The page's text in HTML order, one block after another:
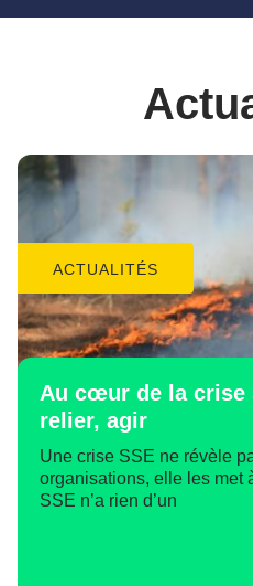
ACTUALITÉS
Au cœur de la crise
relier, agir
Une crise SSE ne révèle
organisations, elle les met
SSE n’a rien d’un